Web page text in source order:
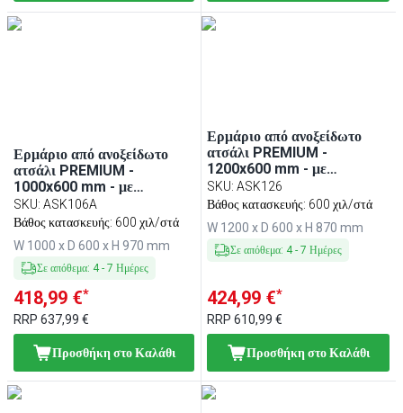
Ερμάριο από ανοξείδωτο
ατσάλι PREMIUM -
1000x600 mm - με
συρόμενες πόρτες - με
υπερυψωμένη πλάτη 100
SKU: ASK106A
Βάθος κατασκευής: 600 χιλ/στά
W 1000 x D 600 x H 970 mm
Σε απόθεμα: 4- 7 Ημέρες
418,99 €*
RRP 637,99 €
Προσθήκη στο Καλάθι
Ερμάριο από ανοξείδωτο
ατσάλι PREMIUM -
1200x600 mm - με
συρόμενες πόρτες
SKU:ASK126
Βάθος κατασκευής: 600 χιλ/στά
W 1200 x D 600 x H 870 mm
Σε απόθεμα: 4-7 Ημέρες
424,99 €*
RRP610,99 €
Προσθήκη στο Καλάθι